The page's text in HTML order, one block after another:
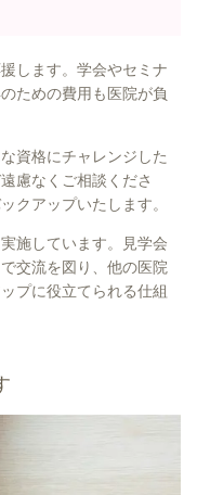
します。学会やセミナ
ための費用も医院が負
資格にチャレンジした
慮なくご相談くださ
クアップいたします。
施しています。見学会
交流を図り、他の医院
プに役立てられる仕組